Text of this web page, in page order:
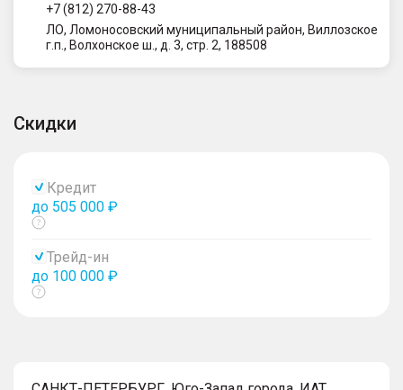
+7 (812) 270-88-43
ЛО, Ломоносовский муниципальный район, Виллозское
г.п., Волхонское ш., д. 3, стр. 2, 188508
Скидки
Кредит
до 505 000 ₽
Показать
Трейд-ин
до 100 000 ₽
Показать